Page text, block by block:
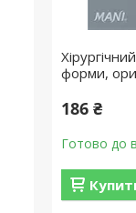
форми,
186 ₴
Готово до